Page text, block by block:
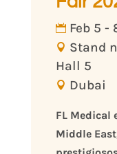
Feb 5 -
Stand
Hall 5
Dubai
FL Medical
Middle